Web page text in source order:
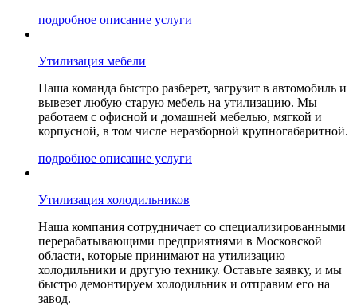
подробное описание услуги
Утилизация мебели
Наша команда быстро разберет, загрузит в автомобиль и
вывезет любую старую мебель на утилизацию. Мы
работаем с офисной и домашней мебелью, мягкой и
корпусной, в том числе неразборной крупногабаритной.
подробное описание услуги
Утилизация холодильников
Наша компания сотрудничает со специализированными
перерабатывающими предприятиями в Московской
области, которые принимают на утилизацию
холодильники и другую технику. Оставьте заявку, и мы
быстро демонтируем холодильник и отправим его на
завод.